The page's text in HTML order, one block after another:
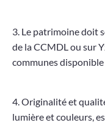
3. Le patrimoine doit
de la CCMDL ou sur
communes
4. Originalité et
lumière et couleurs,